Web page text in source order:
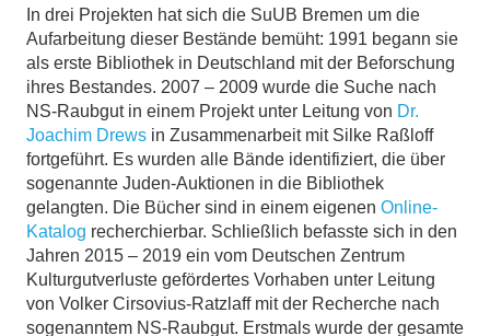
In drei Projekten hat sich die SuUB Bremen um die
Aufarbeitung dieser Bestände bemüht: 1991 begann sie
als erste Bibliothek in Deutschland mit der Beforschung
ihres Bestandes. 2007 – 2009 wurde die Suche nach
NS-Raubgut in einem Projekt unter Leitung von Dr.
Joachim Drews in Zusammenarbeit mit Silke Raßloff
fortgeführt. Es wurden alle Bände identifiziert, die über
sogenannte Juden-Auktionen in die Bibliothek
gelangten. Die Bücher sind in einem eigenen Online-
Katalog recherchierbar. Schließlich befasste sich in den
Jahren 2015 – 2019 ein vom Deutschen Zentrum
Kulturgutverluste gefördertes Vorhaben unter Leitung
von Volker Cirsovius-Ratzlaff mit der Recherche nach
sogenanntem NS-Raubgut. Erstmals wurde der gesamte